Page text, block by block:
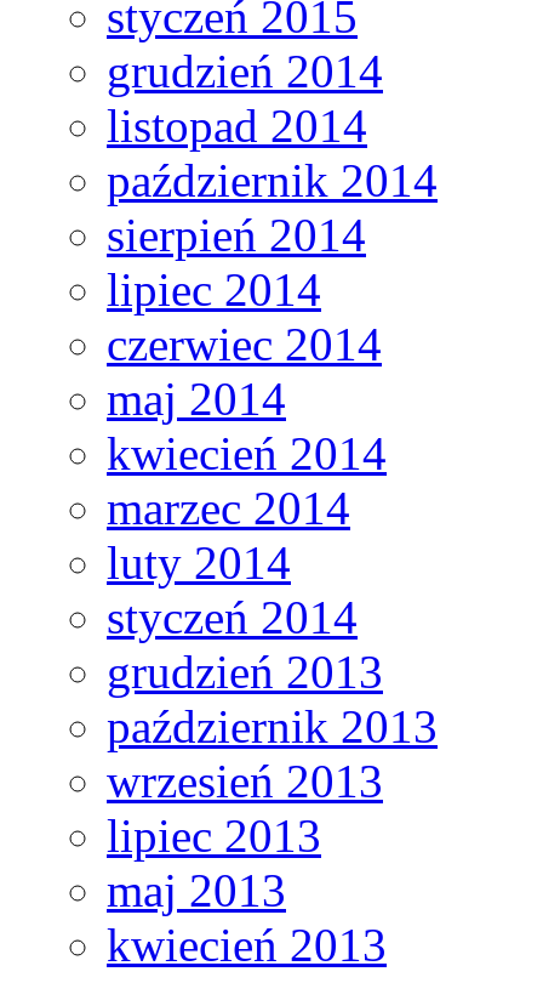
styczeń 2015
grudzień 2014
listopad 2014
październik 2014
sierpień 2014
lipiec 2014
czerwiec 2014
maj 2014
kwiecień 2014
marzec 2014
luty 2014
styczeń 2014
grudzień 2013
październik 2013
wrzesień 2013
lipiec 2013
maj 2013
kwiecień 2013